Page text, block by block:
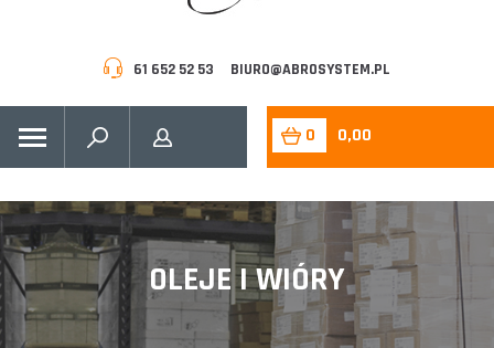
61 652 52 53 BIURO@ABROSYSTEM.PL
0 0,00
OLEJE I WIÓRY